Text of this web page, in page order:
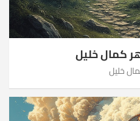
كمال خليل
خليل